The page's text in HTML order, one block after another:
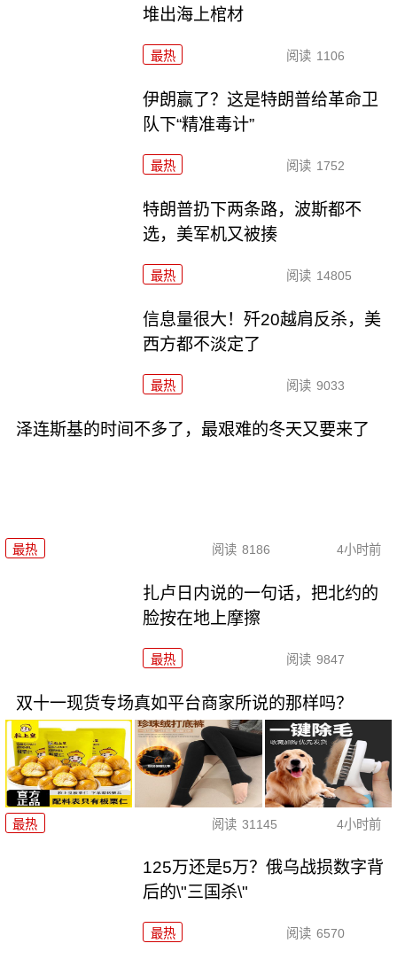
堆出海上棺材
最热 阅读 1106
伊朗赢了？这是特朗普给革命卫
队下“精准毒计”
最热 阅读 1752
特朗普扔下两条路，波斯都不
选，美军机又被揍
最热 阅读 14805
信息量很大！歼20越肩反杀，美
西方都不淡定了
最热 阅读 9033
泽连斯基的时间不多了，最艰难的冬天又要来了
最热 阅读 8186 4小时前
扎卢日内说的一句话，把北约的
脸按在地上摩擦
最热 阅读 9847
双十一现货专场真如平台商家所说的那样吗？
最热 阅读 31145 4小时前
125万还是5万？俄乌战损数字背
后的\"三国杀\"
最热 阅读 6570